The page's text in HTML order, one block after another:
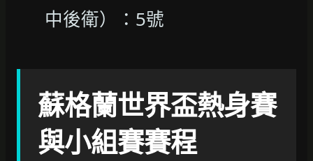
中後衛）：5號
蘇格蘭世界盃熱身賽
與小組賽賽程